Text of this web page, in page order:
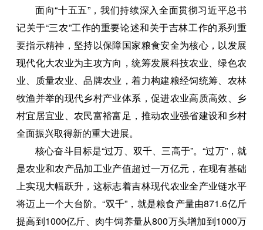
面向“十五五”，我们持续深入全面贯彻习近平总书
记关于“三农”工作的重要论述和关于吉林工作的系列重
要指示精神，坚持以保障国家粮食安全为核心，以发展
现代化大农业为主攻方向，统筹发展科技农业、绿色农
业、质量农业、品牌农业，着力构建粮经饲统筹、农林
牧渔并举的现代乡村产业体系，促进农业高质高效、乡
村宜居宜业、农民富裕富足，推动农业强省建设和乡村
全面振兴取得新的重大进展。
核心奋斗目标是“过万、双千、三高于”。“过万”，就
是农业和农产品加工业产值超过一万亿元，在现有基础
上实现大幅跃升，这标志着吉林现代农业全产业链水平
将迈上一个大台阶。“双千”，就是粮食产量由871.6亿斤
提高到1000亿斤、肉牛饲养量从800万头增加到1000万